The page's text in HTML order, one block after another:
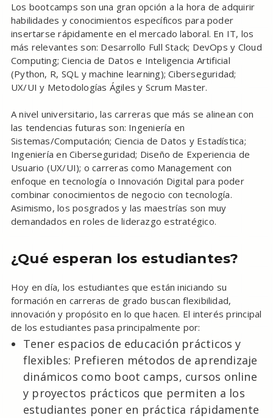
Los bootcamps son una gran opción a la hora de adquirir
habilidades y conocimientos específicos para poder
insertarse rápidamente en el mercado laboral. En IT, los
más relevantes son: Desarrollo Full Stack; DevOps y Cloud
Computing; Ciencia de Datos e Inteligencia Artificial
(Python, R, SQL y machine learning); Ciberseguridad;
UX/UI y Metodologías Ágiles y Scrum Master.
A nivel universitario, las carreras que más se alinean con
las tendencias futuras son: Ingeniería en
Sistemas/Computación; Ciencia de Datos y Estadística;
Ingeniería en Ciberseguridad; Diseño de Experiencia de
Usuario (UX/UI); o carreras como Management con
enfoque en tecnología o Innovación Digital para poder
combinar conocimientos de negocio con tecnología.
Asimismo, los posgrados y las maestrías son muy
demandados en roles de liderazgo estratégico.
¿Qué esperan los estudiantes?
Hoy en día, los estudiantes que están iniciando su
formación en carreras de grado buscan flexibilidad,
innovación y propósito en lo que hacen. El interés principal
de los estudiantes pasa principalmente por:
Tener espacios de educación prácticos y
flexibles: Prefieren métodos de aprendizaje
dinámicos como boot camps, cursos online
y proyectos prácticos que permiten a los
estudiantes poner en práctica rápidamente